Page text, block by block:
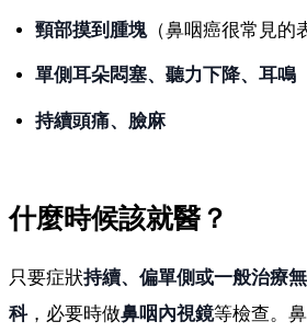
頸部摸到腫塊（鼻咽癌很常見的
單側耳朵悶塞、聽力下降、耳鳴
持續頭痛、臉麻
什麼時候該就醫？
只要症狀持續、偏單側或一般治療
科，必要時做鼻咽內視鏡等檢查。